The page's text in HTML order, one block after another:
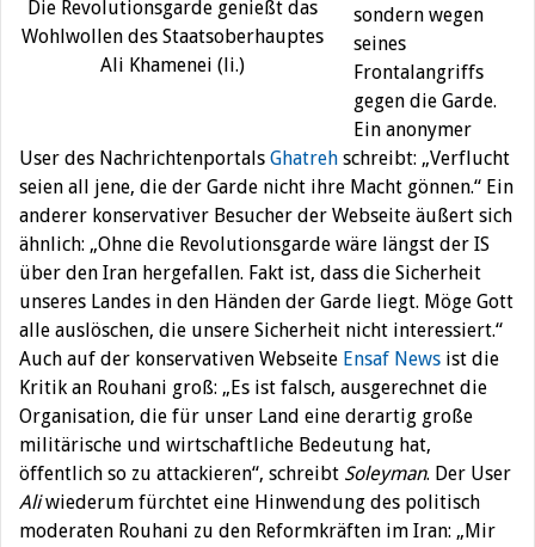
Die Revolutionsgarde genießt das
Wohlwollen des Staatsoberhauptes
Ali Khamenei (li.)
sondern wegen
seines
Frontalangriffs
gegen die Garde.
Ein anonymer
User des Nachrichtenportals Ghatreh schreibt: „Verflucht
seien all jene, die der Garde nicht ihre Macht gönnen.“ Ein
anderer konservativer Besucher der Webseite äußert sich
ähnlich: „Ohne die Revolutionsgarde wäre längst der IS
über den Iran hergefallen. Fakt ist, dass die Sicherheit
unseres Landes in den Händen der Garde liegt. Möge Gott
alle auslöschen, die unsere Sicherheit nicht interessiert.“
Auch auf der konservativen Webseite Ensaf News ist die
Kritik an Rouhani groß: „Es ist falsch, ausgerechnet die
Organisation, die für unser Land eine derartig große
militärische und wirtschaftliche Bedeutung hat,
öffentlich so zu attackieren“, schreibt Soleyman. Der User
Aliwiederum fürchtet eine Hinwendung des politisch
moderaten Rouhani zu den Reformkräften im Iran: „Mir